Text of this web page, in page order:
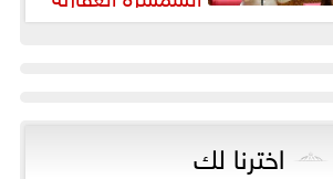
لضبط السوق وحماية
اخترنا لك